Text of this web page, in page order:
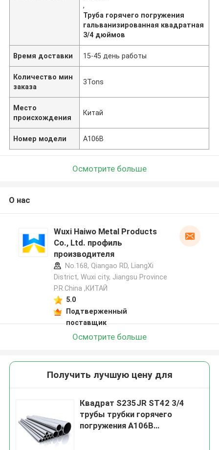
,
Труба горячего погружения
гальванизированная квадратная
3/4 дюймов
Время доставки 15-45 день работы
Количество мин
заказа
3Tons
Место
происхождения
Китай
Номер модели A106B
Осмотрите больше
О нас
Wuxi Haiwo Metal Products
Co., Ltd. профиль
производителя
No.168, Qiangao RD, LiangXi
District, Wuxi city, Jiangsu Province
P.R.China ,КИТАЙ
5.0
Подтверженный
поставщик
Осмотрите больше
Получить лучшую цену для
Квадрат S235JR ST42 3/4
трубы трубки горячего
погружения A106B